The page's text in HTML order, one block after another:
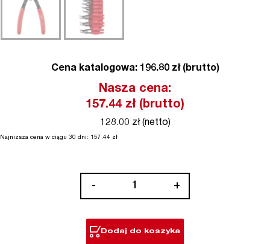
Cena katalogowa: 196.80 zł (brutto)
Nasza cena:
157.44zł (brutto)
128.00 zł (netto)
Najniższa cena w ciągu 30 dni: 157.44 zł
-
pierścieni
Segera
+
Dodaj do koszyka